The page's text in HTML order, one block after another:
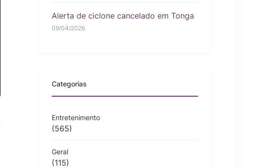
Alerta de ciclone cancelado em Tonga
09/04/2026
Categorias
Entretenimento
(565)
Geral
(115)